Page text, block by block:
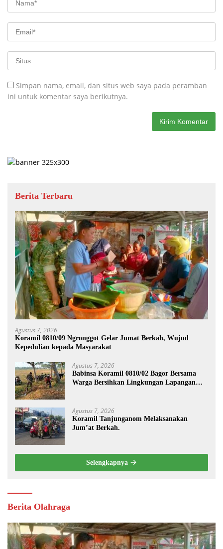
Simpan nama, email, dan situs web saya pada peramban
ini untuk komentar saya berikutnya.
Berita Terbaru
Agustus 7, 2026
Koramil 0810/09 Ngronggot Gelar Jumat Berkah, Wujud
Kepedulian kepada Masyarakat
Agustus 7, 2026
Babinsa Koramil 0810/02 Bagor Bersama
Warga Bersihkan Lingkungan Lapangan
Agustus 7, 2026
Koramil Tanjunganom Melaksanakan
Jum’at Berkah.
Selengkapnya
Berita Olahraga